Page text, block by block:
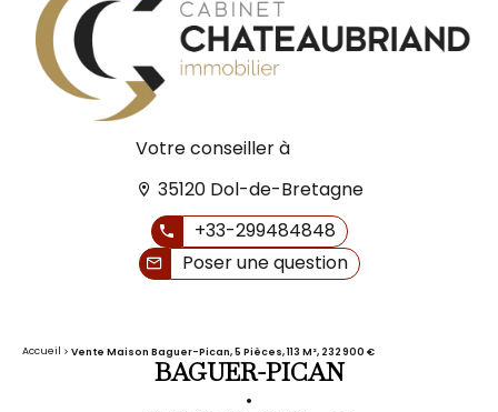
Votre conseiller à
35120 Dol-de-Bretagne
+33-299484848
Poser une question
Accueil Vente Maison Baguer-Pican, 5 Pièces, 113 M², 232 900 €
BAGUER-PICAN
•